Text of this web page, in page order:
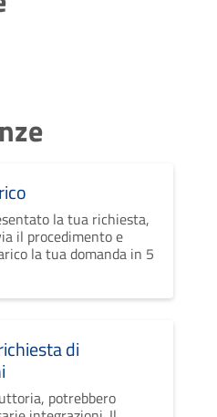
la tua richiesta,
il procedimento e
la tua domanda in 5
di
potrebbero